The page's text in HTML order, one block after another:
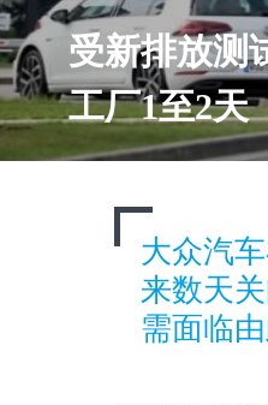
受新排放测
工厂1至2天
大众汽
来数天
需面临